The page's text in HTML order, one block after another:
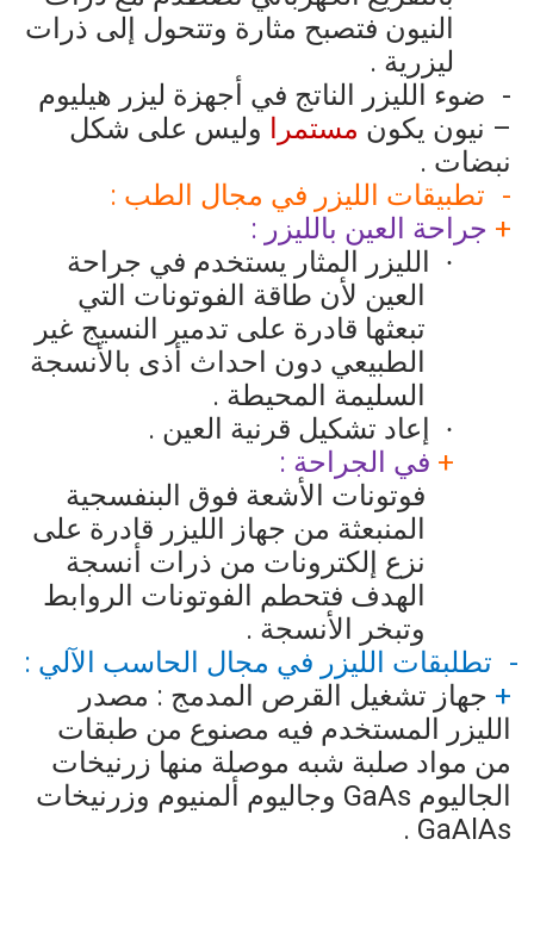
النيون فتصبح مثارة وتتحول إلى ذرات
ليزرية .
ضوء الليزر الناتج في أجهزة ليزر هيليوم
– نيون يكون مستمرا
وليس على شكل
نبضات .
تطبيقات الليزر في مجال الطب :
+ جراحة العين بالليزر :
·
الليزر المثار يستخدم في جراحة
العين لأن طاقة الفوتونات التي
تبعثها قادرة على تدمير النسيج غير
الطبيعي دون احداث أذى بالأنسجة
السليمة المحيطة .
·
إعاد تشكيل قرنية العين .
+ في الجراحة :
فوتونات الأشعة فوق البنفسجية
المنبعثة من جهاز الليزر قادرة على
نزع إلكترونات من ذرات أنسجة
الهدف فتحطم الفوتونات الروابط
وتبخر الأنسجة .
تطلبقات الليزر في مجال الحاسب الآلي :
+ جهاز تشغيل القرص المدمج : مصدر
الليزر المستخدم فيه مصنوع من طبقات
من مواد صلبة شبه موصلة منها زرنيخات
الجاليوم GaAs وجاليوم ألمنيوم وزرنيخات
GaAlAs
.